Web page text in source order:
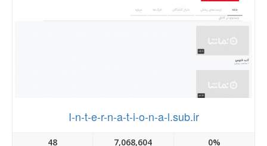
I-n-t-e-r-n-a-t-i-o-n-a-l.sub.ir
48 7,068,604 0%